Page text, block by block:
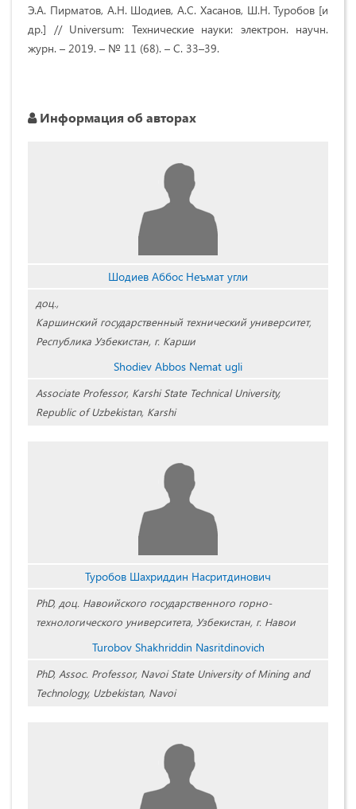
Э.А. Пирматов, А.Н. Шодиев, А.С. Хасанов, Ш.Н. Туробов [и
др.] // Universum: Технические науки: электрон. научн.
журн. – 2019. – № 11 (68). – С. 33–39.
Информация об авторах
Шодиев Аббос Неъмат угли
доц.,
Каршинский государственный технический университет,
Республика Узбекистан, г. Карши
Shodiev Abbos Nemat ugli
Associate Professor, Karshi State Technical University,
Republic of Uzbekistan, Karshi
Туробов Шахриддин Насритдинович
PhD, доц. Навоийского государственного горно-
технологического университета, Узбекистан, г. Навои
Turobov Shakhriddin Nasritdinovich
PhD, Assoc. Professor, Navoi State University of Mining and
Technology, Uzbekistan, Navoi